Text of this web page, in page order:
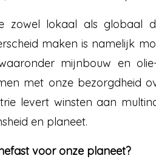
zowel lokaal als globaal
maken is namelijk
mijnbouw en
met onze bezorgdheid
levert winsten aan
en planeet.
voor onze planeet?